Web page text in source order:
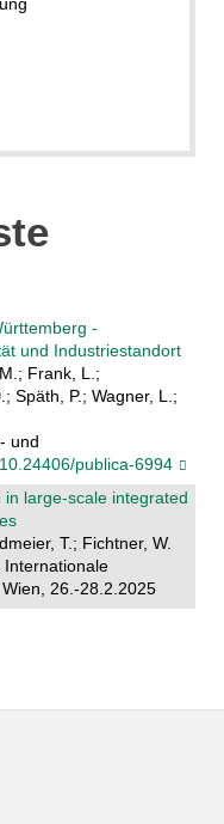
-
und Industriestandort
Frank, L.;
Späth, P.; Wagner, L.;
und
publica-6994
large-scale integrated
T.; Fichtner, W.
26.-28.2.2025